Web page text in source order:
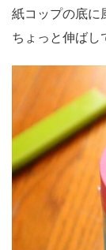
紙コップの底に
ちょっと伸ばし